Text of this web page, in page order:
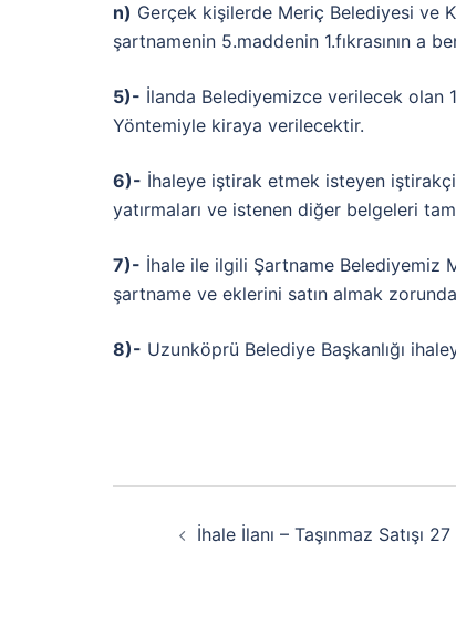
n) Gerçek kişilerde Meriç Belediyesi ve
şartnamenin 5.maddenin 1.fıkrasının a
5)- İlanda Belediyemizce verilecek olan
Yöntemiyle kiraya verilecektir.
6)- İhaleye iştirak etmek isteyen
yatırmaları ve istenen diğer belgeleri
7)- İhale ile ilgili Şartname Belediyemiz
şartname ve eklerini satın almak
8)- Uzunköprü Belediye Başkanlığı
İhale İlanı – Taşınmaz Satışı